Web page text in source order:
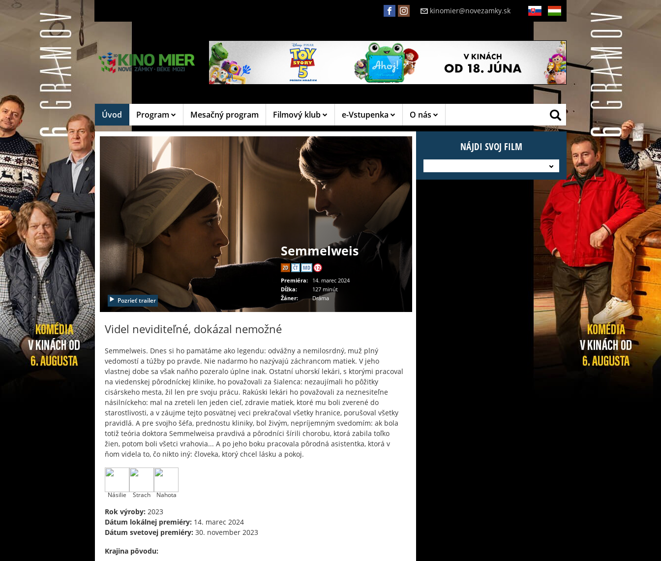
kinomier@novezamky.sk
Úvod Program Mesačný program Filmový klub e-Vstupenka O nás
Pozrieť trailer
Semmelweis
2D ČT MD 12
Premiéra:
14. marec 2024
Dĺžka:
127 minút
Žáner:
Dráma
Videl neviditeľné, dokázal nemožné
Semmelweis. Dnes si ho pamätáme ako legendu: odvážny a nemilosrdný, muž plný
vedomostí a túžby po pravde. Nie nadarmo ho nazývajú záchrancom matiek. V jeho
vlastnej dobe sa však naňho pozeralo úplne inak. Ostatní uhorskí lekári, s ktorými pracoval
na viedenskej pôrodníckej klinike, ho považovali za šialenca: nezaujímali ho pôžitky
cisárskeho mesta, žil len pre svoju prácu. Rakúski lekári ho považovali za neznesiteľne
násilníckeho: mal na zreteli len jeden cieľ, zdravie matiek, ktoré mu boli zverené do
starostlivosti, a v záujme tejto posvätnej veci prekračoval všetky hranice, porušoval všetky
pravidlá. A pre svojho šéfa, prednostu kliniky, bol živým, nepríjemným svedomím: ak bola
totiž teória doktora Semmelweisa pravdivá a pôrodníci šírili chorobu, ktorá zabila toľko
žien, potom boli všetci vrahovia... A po jeho boku pracovala pôrodná asistentka, ktorá v
ňom videla to, čo nikto iný: človeka, ktorý chcel lásku a pokoj.
Násilie Strach Nahota
Rok výroby: 2023
Dátum lokálnej premiéry: 14. marec 2024
Dátum svetovej premiéry: 30. november 2023
Krajina pôvodu:
NÁJDI SVOJ FILM